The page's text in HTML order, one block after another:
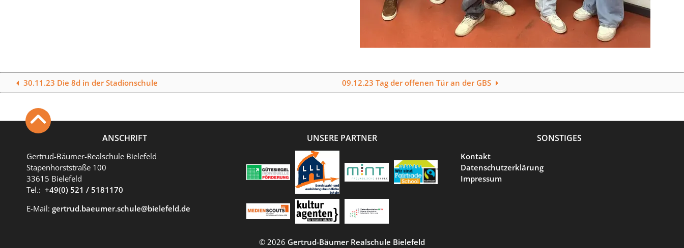
30.11.23 Die 8d in der Stadionschule 09.12.23 Tag der offenen Tür an der GBS
ANSCHRIFT
Gertrud-Bäumer-Realschule Bielefeld
Stapenhorststraße 100
33615 Bielefeld
Tel.: +49(0) 521 / 5181170
E-Mail: gertrud.baeumer.schule@bielefeld.de
UNSERE PARTNER SONSTIGES
Kontakt
Datenschutzerklärung
Impressum
© 2026 Gertrud-Bäumer Realschule Bielefeld